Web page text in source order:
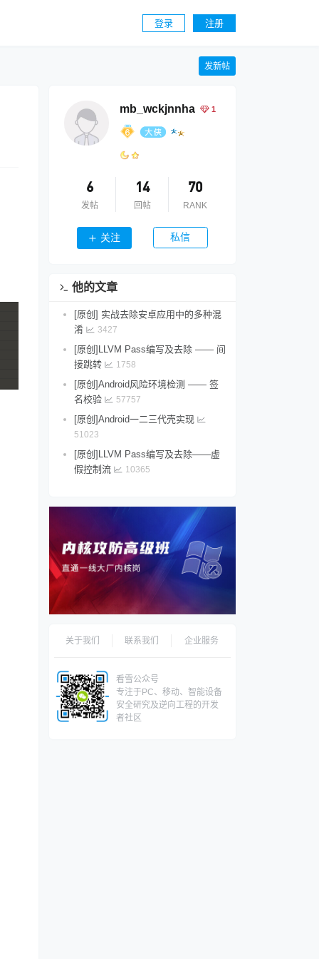
登录 注册
发新帖
mb_wckjnnha 1
6
发帖
14
回帖
70
RANK
关注 私信
他的文章
[原创] 实战去除安卓应用中的多种混
淆
3427
[原创]LLVM Pass编写及去除 —— 间
接跳转
1758
[原创]Android风险环境检测 —— 签
名校验
57757
[原创]Android一二三代壳实现
51023
[原创]LLVM Pass编写及去除——虚
假控制流
10365
关于我们 联系我们 企业服务
看雪公众号
专注于PC、移动、智能设备
安全研究及逆向工程的开发
者社区